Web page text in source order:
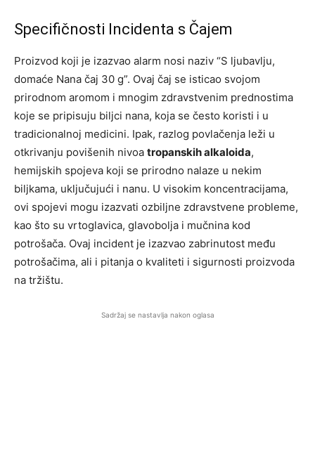
Specifičnosti Incidenta s Čajem
Proizvod koji je izazvao alarm nosi naziv “S ljubavlju,
domaće Nana čaj 30 g”. Ovaj čaj se isticao svojom
prirodnom aromom i mnogim zdravstvenim prednostima
koje se pripisuju biljci nana, koja se često koristi i u
tradicionalnoj medicini. Ipak, razlog povlačenja leži u
otkrivanju povišenih nivoa tropanskih alkaloida,
hemijskih spojeva koji se prirodno nalaze u nekim
biljkama, uključujući i nanu. U visokim koncentracijama,
ovi spojevi mogu izazvati ozbiljne zdravstvene probleme,
kao što su vrtoglavica, glavobolja i mučnina kod
potrošača. Ovaj incident je izazvao zabrinutost među
potrošačima, ali i pitanja o kvaliteti i sigurnosti proizvoda
na tržištu.
Sadržaj se nastavlja nakon oglasa